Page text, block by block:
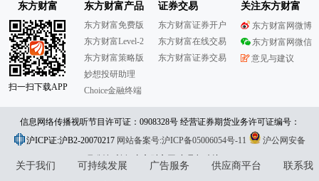
东方财富
扫一扫下载APP
东方财富产品
东方财富免费版
东方财富Level-2
东方财富策略版
妙想投研助理
Choice金融终端
证券交易
东方财富证券开户
东方财富在线交易
东方财富证券交易
关注东方财富
东方财富网微博
东方财富网微信
意见与建议
信息网络传播视听节目许可证：0908328号 经营证券期货业务许可证编号：
913101046312860336 违法和不良信息举报:021-61278686 举报邮箱：
jubao@eastmoney.com
沪ICP证:沪B2-20070217 网站备案号:沪ICP备05006054号-11
沪公网安备
31010402000120号版权所有:东方财富网意见与建议:4000300059/952500
关于我们 可持续发展 广告服务 供应商平台
联系我